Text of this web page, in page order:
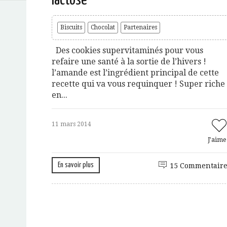
Biscuits Chocolat Partenaires
Des cookies supervitaminés pour vous
refaire une santé à la sortie de l’hivers !
l’amande est l’ingrédient principal de cette
recette qui va vous requinquer ! Super riche
en...
11 mars 2014
J'aime
En savoir plus 15